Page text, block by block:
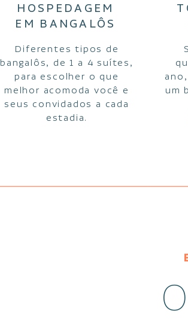
HOSPEDAGEM
EM BANGALÔS
Diferentes tipos de
bangalôs, de 1 a 4 suítes,
para escolher o que
melhor acomoda você e
seus convidados a cada
estadia.
um